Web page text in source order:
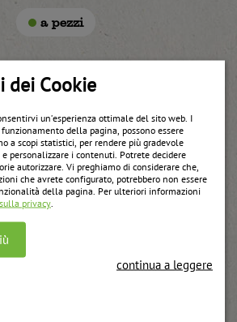
dei Cookie
un’esperienza ottimale del sito web. I
della pagina, possono essere
a scopi statistici, per rendere più gradevole
e personalizzare i contenuti. Potrete decidere
autorizzare. Vi preghiamo di considerare che,
che avrete configurato, potrebbero non essere
della pagina. Per ulteriori informazioni
privacy
continua a leggere
a pezzi
Produkte